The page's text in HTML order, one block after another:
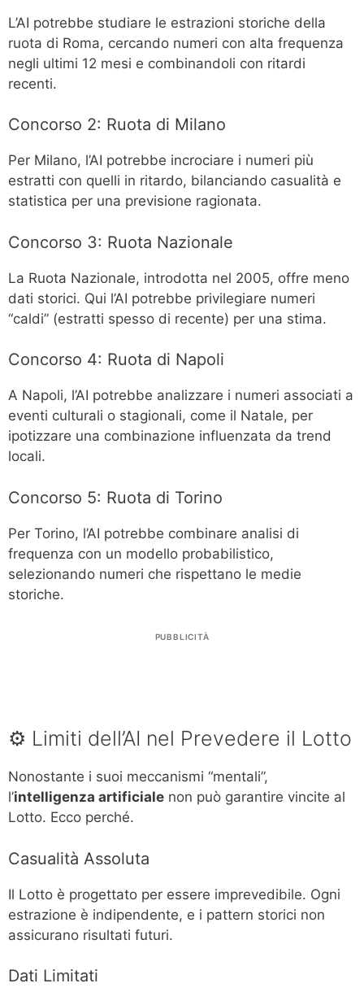
L’AI potrebbe studiare le estrazioni storiche della
ruota di Roma, cercando numeri con alta frequenza
negli ultimi 12 mesi e combinandoli con ritardi
recenti.
Concorso 2: Ruota di Milano
Per Milano, l’AI potrebbe incrociare i numeri più
estratti con quelli in ritardo, bilanciando casualità e
statistica per una previsione ragionata.
Concorso 3: Ruota Nazionale
La Ruota Nazionale, introdotta nel 2005, offre meno
dati storici. Qui l’AI potrebbe privilegiare numeri
“caldi” (estratti spesso di recente) per una stima.
Concorso 4: Ruota di Napoli
A Napoli, l’AI potrebbe analizzare i numeri associati a
eventi culturali o stagionali, come il Natale, per
ipotizzare una combinazione influenzata da trend
locali.
Concorso 5: Ruota di Torino
Per Torino, l’AI potrebbe combinare analisi di
frequenza con un modello probabilistico,
selezionando numeri che rispettano le medie
storiche.
PUBBLICITÀ
⚙️ Limiti dell’AI nel Prevedere il Lotto
Nonostante i suoi meccanismi “mentali”,
l’intelligenza artificiale non può garantire vincite al
Lotto. Ecco perché.
Casualità Assoluta
Il Lotto è progettato per essere imprevedibile. Ogni
estrazione è indipendente, e i pattern storici non
assicurano risultati futuri.
Dati Limitati